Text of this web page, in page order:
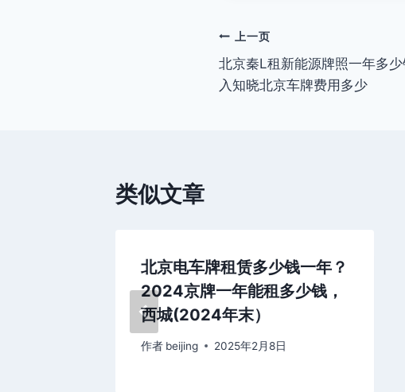
文
章
上一页
北京秦L租新能源牌照一年多
入知晓北京车牌费用多少
类似文章
北京电车牌租赁多少钱一年？
2024京牌一年能租多少钱，
西城(2024年末）
作者 beijing 2025年2月8日